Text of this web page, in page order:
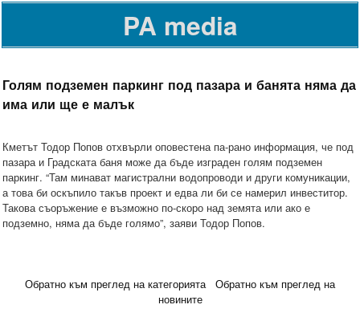
PA media
Голям подземен паркинг под пазара и банята няма да
има или ще е малък
Кметът Тодор Попов отхвърли оповестена па-рано информация, че под
пазара и Градската баня може да бъде изграден голям подземен
паркинг. “Там минават магистрални водопроводи и други комуникации,
а това би оскъпило такъв проект и едва ли би се намерил инвеститор.
Такова съоръжение е възможно по-скоро над земята или ако е
подземно, няма да бъде голямо”, заяви Тодор Попов.
Обратно към преглед на категорията
Обратно към преглед на
новините